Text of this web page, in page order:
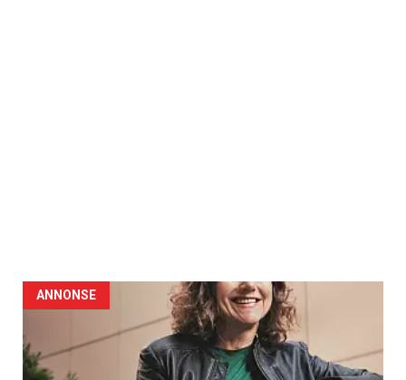
ANNONSE